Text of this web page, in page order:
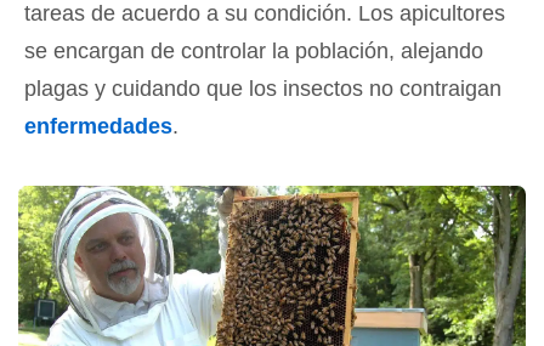
tareas de acuerdo a su condición. Los apicultores
se encargan de controlar la población, alejando
plagas y cuidando que los insectos no contraigan
enfermedades.